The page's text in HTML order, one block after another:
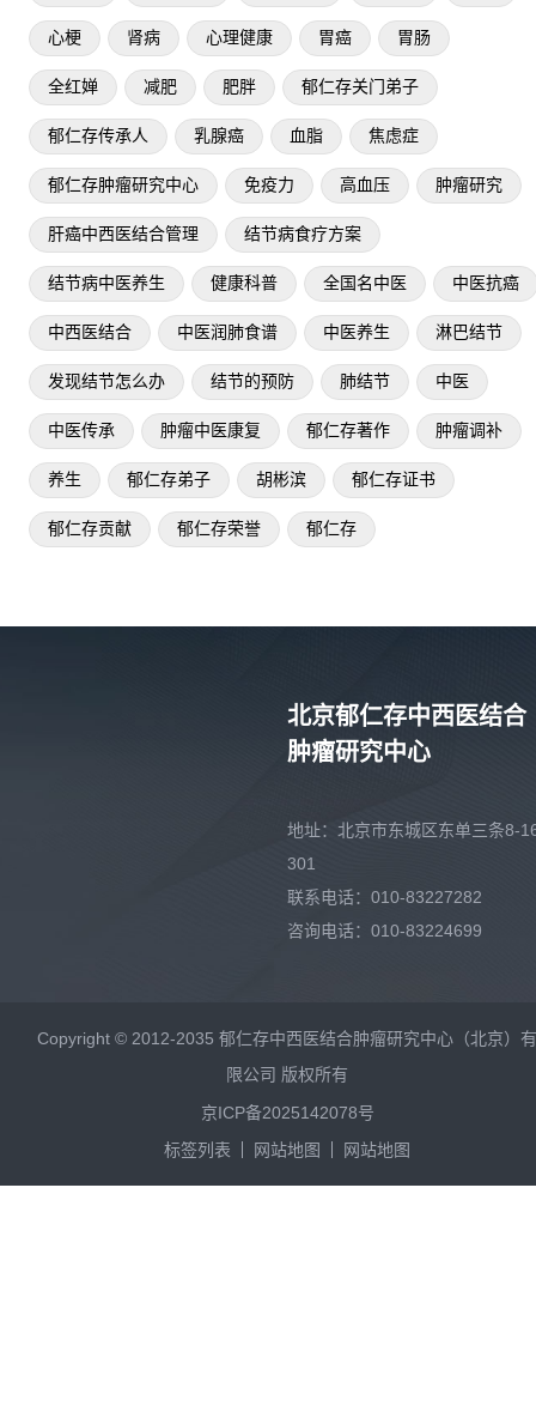
心梗 肾病 心理健康 胃癌 胃肠
全红婵 减肥 肥胖 郁仁存关门弟子
郁仁存传承人 乳腺癌 血脂 焦虑症
郁仁存肿瘤研究中心 免疫力 高血压 肿瘤研究
肝癌中西医结合管理 结节病食疗方案
结节病中医养生 健康科普 全国名中医 中医抗癌
中西医结合 中医润肺食谱 中医养生 淋巴结节
发现结节怎么办 结节的预防 肺结节 中医
中医传承 肿瘤中医康复 郁仁存著作 肿瘤调补
养生 郁仁存弟子 胡彬滨 郁仁存证书
郁仁存贡献 郁仁存荣誉 郁仁存
北京郁仁存中西医结合
肿瘤研究中心
地址：北京市东城区东单三条8-
301
联系电话：010-83227282
咨询电话：010-83224699
Copyright © 2012-2035 郁仁存中西医结合肿瘤研究中心（北京）有
限公司 版权所有
京ICP备2025142078号
标签列表
网站地图 网站地图